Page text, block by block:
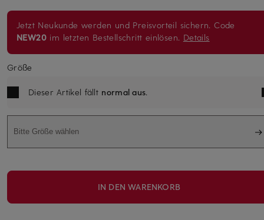
Jetzt Neukunde werden und Preisvorteil sichern. Code
NEW20 im letzten Bestellschritt einlösen. Details
Größe
Dieser Artikel fällt normal aus.
Bitte Größe wählen
IN DEN WARENKORB